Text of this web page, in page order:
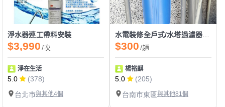
淨水器連工帶料安裝
$3,990/次
淨在生活
5.0
(378)
台北市與其他4個
水電裝修全戶式/水塔過濾器/淨水器
$300/趟
楊裕麒
5.0
(205)
台南市東區與其他81個